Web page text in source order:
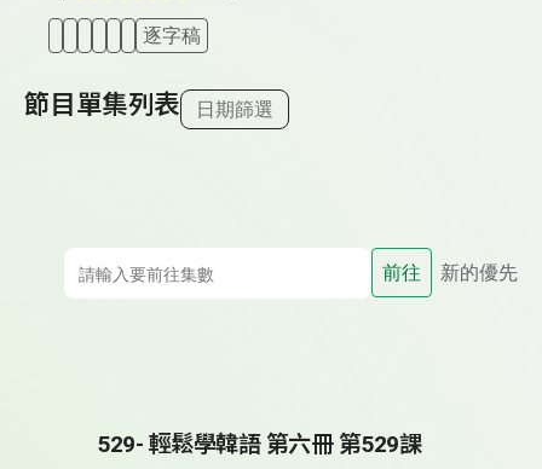
逐字稿
節目單集列表 日期篩選
前往 新的優先
529- 輕鬆學韓語 第六冊 第529課